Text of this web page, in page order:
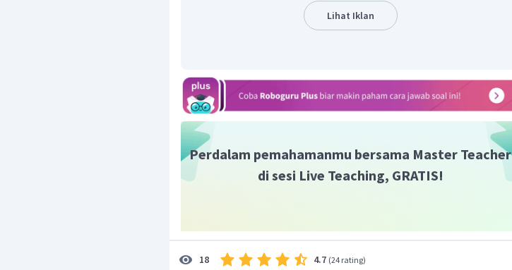
Lihat Iklan
Perdalam pemahamanmu bersama Master Teacher
di sesi Live Teaching, GRATIS!
18 4.7 (24 rating)